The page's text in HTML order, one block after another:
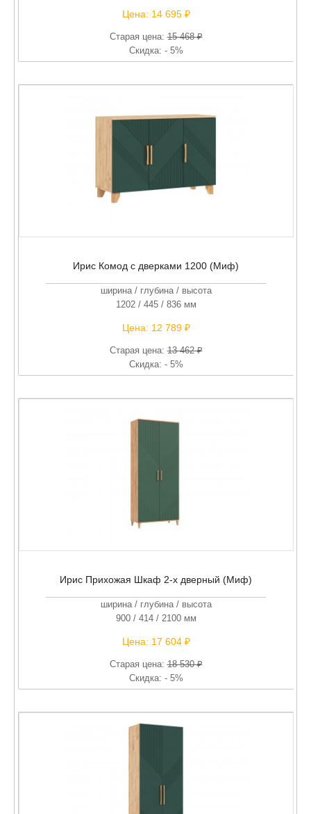
Цена: 14 695 ₽
Старая цена:15 468 ₽
Скидка: - 5%
Ирис Комод с дверками 1200 (Миф)
ширина / глубина / высота
1202 / 445 / 836 мм
Цена: 12 789 ₽
Старая цена:13 462 ₽
Скидка: - 5%
Ирис Прихожая Шкаф 2-х дверный (Миф)
ширина / глубина / высота
900 / 414 / 2100 мм
Цена: 17 604 ₽
Старая цена:18 530 ₽
Скидка: - 5%